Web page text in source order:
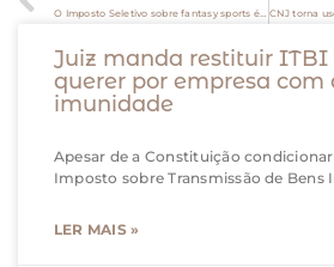
Juiz manda restituir ITBI
querer por empresa com
imunidade
Apesar de a Constituição
Imposto sobre Transmissão de Bens
LER MAIS »